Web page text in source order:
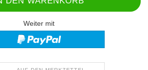
Weiter mit